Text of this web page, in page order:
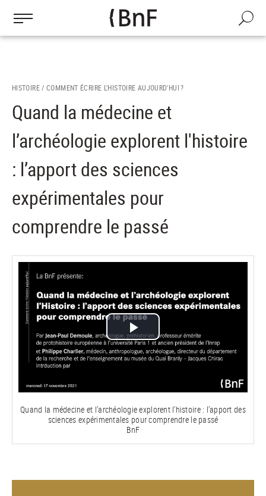
contenu
Recherche
HISTOIRE / COMMENT ÉCRIRE L'HISTOIRE AUJOURD'HUI ?
Quand la médecine et
l’archéologie explorent l'histoire
: l’apport des sciences
expérimentales pour
comprendre le passé
Lire
la
vidéo
Quand la médecine et l’archéologie explorent l'histoire : l’apport des
sciences expérimentales pour comprendre le passé
BnF